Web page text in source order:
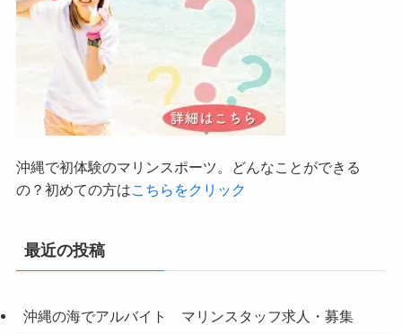
沖縄で初体験のマリンスポーツ。どんなことができる
の？初めての方はこちらをクリック
最近の投稿
沖縄の海でアルバイト マリンスタッフ求人・募集